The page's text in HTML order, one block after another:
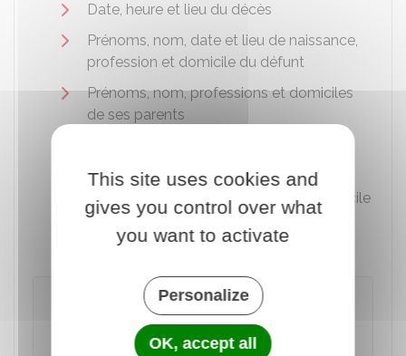
Date, heure et lieu du décès
Prénoms, nom, date et lieu de naissance,
profession et domicile du défunt
Prénoms, nom, professions et domiciles
de ses parents
Prénoms, nom, âge, profession et domicile
du déclarant (s'il y a lieu, son degré de
parenté avec le défunt).
Le décès est mentionné en marge de
de naissance
du défunt.
This site uses cookies and
gives you control over what
you want to activate
Personalize
OK, accept all